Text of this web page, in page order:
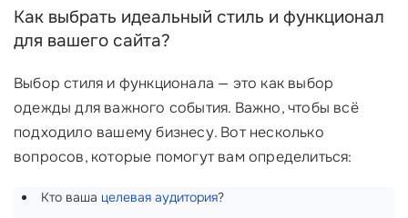
Как выбрать идеальный стиль и функционал
для вашего сайта?
Выбор стиля и функционала — это как выбор
одежды для важного события. Важно, чтобы всё
подходило вашему бизнесу. Вот несколько
вопросов, которые помогут вам определиться:
Кто ваша целевая аудитория?